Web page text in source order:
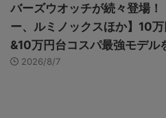
バーズウオッチが続々登場！
ー、ルミノックスほか】10
&10万円台コスパ最強モデル
2026/8/7